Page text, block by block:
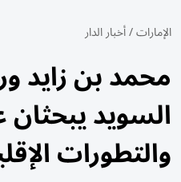
الإمارات/أخبار الدار
محمد بن زايد
السويد يبحثان
والتطورات